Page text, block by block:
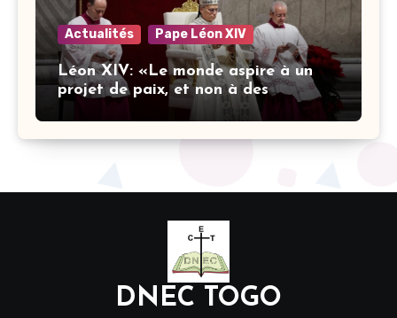
Actualités Pape Léon XIV
Léon XIV: «Le monde aspire à un
projet de paix, et non à des
stratégies armées»
DNEC TOGO